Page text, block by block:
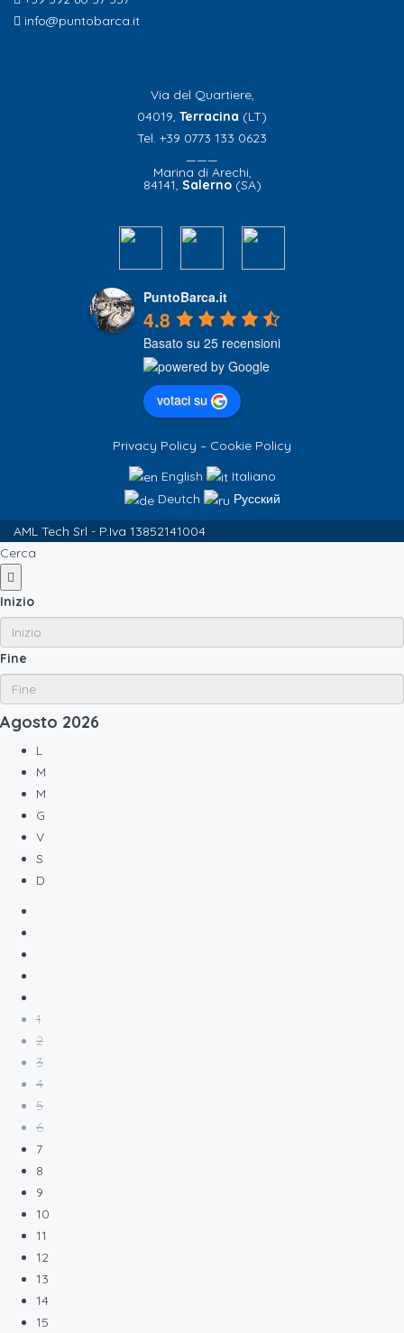
info@puntobarca.it
Via del Quartiere,
04019, Terracina (LT)
Tel. +39 0773 133 0623
———
Marina di Arechi,
84141, Salerno(SA)
PuntoBarca.it
4.8
Basato su 25 recensioni
votaci su
Privacy Policy – Cookie Policy
English
Italiano
Deutch
Русский
AML Tech Srl - P.Iva 13852141004
Cerca
Inizio
Fine
Agosto 2026
L
M
M
G
V
S
D
1
2
3
4
5
6
7
8
9
10
11
12
13
14
15